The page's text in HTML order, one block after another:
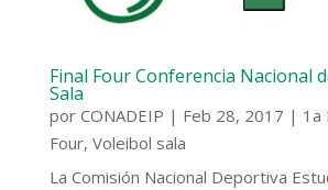
Final Four Conferencia Nacional
Sala
por CONADEIP | Feb 28, 2017 | 1a
Four, Voleibol sala
La Comisión Nacional Deportiva